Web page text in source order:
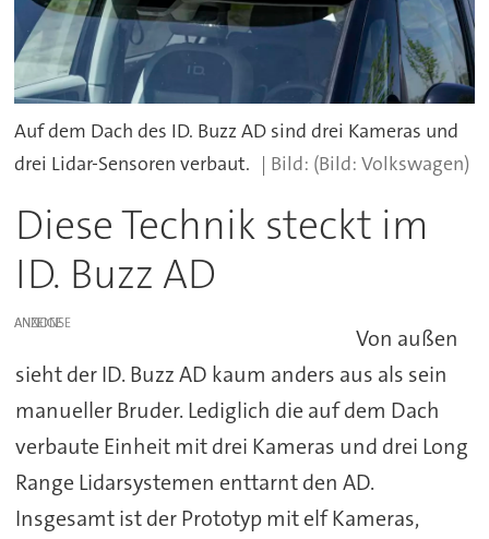
Auf dem Dach des ID. Buzz AD sind drei Kameras und
drei Lidar-Sensoren verbaut.
(Bild: Volkswagen)
Diese Technik steckt im
ID. Buzz AD
ANZEIGE
Von außen
sieht der ID. Buzz AD kaum anders aus als sein
manueller Bruder. Lediglich die auf dem Dach
verbaute Einheit mit drei Kameras und drei Long
Range Lidarsystemen enttarnt den AD.
Insgesamt ist der Prototyp mit elf Kameras,